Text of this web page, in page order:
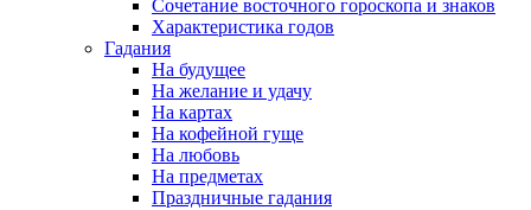
Сочетание восточного гороскопа и знаков
Характеристика годов
Гадания
На будущее
На желание и удачу
На картах
На кофейной гуще
На любовь
На предметах
Праздничные гадания